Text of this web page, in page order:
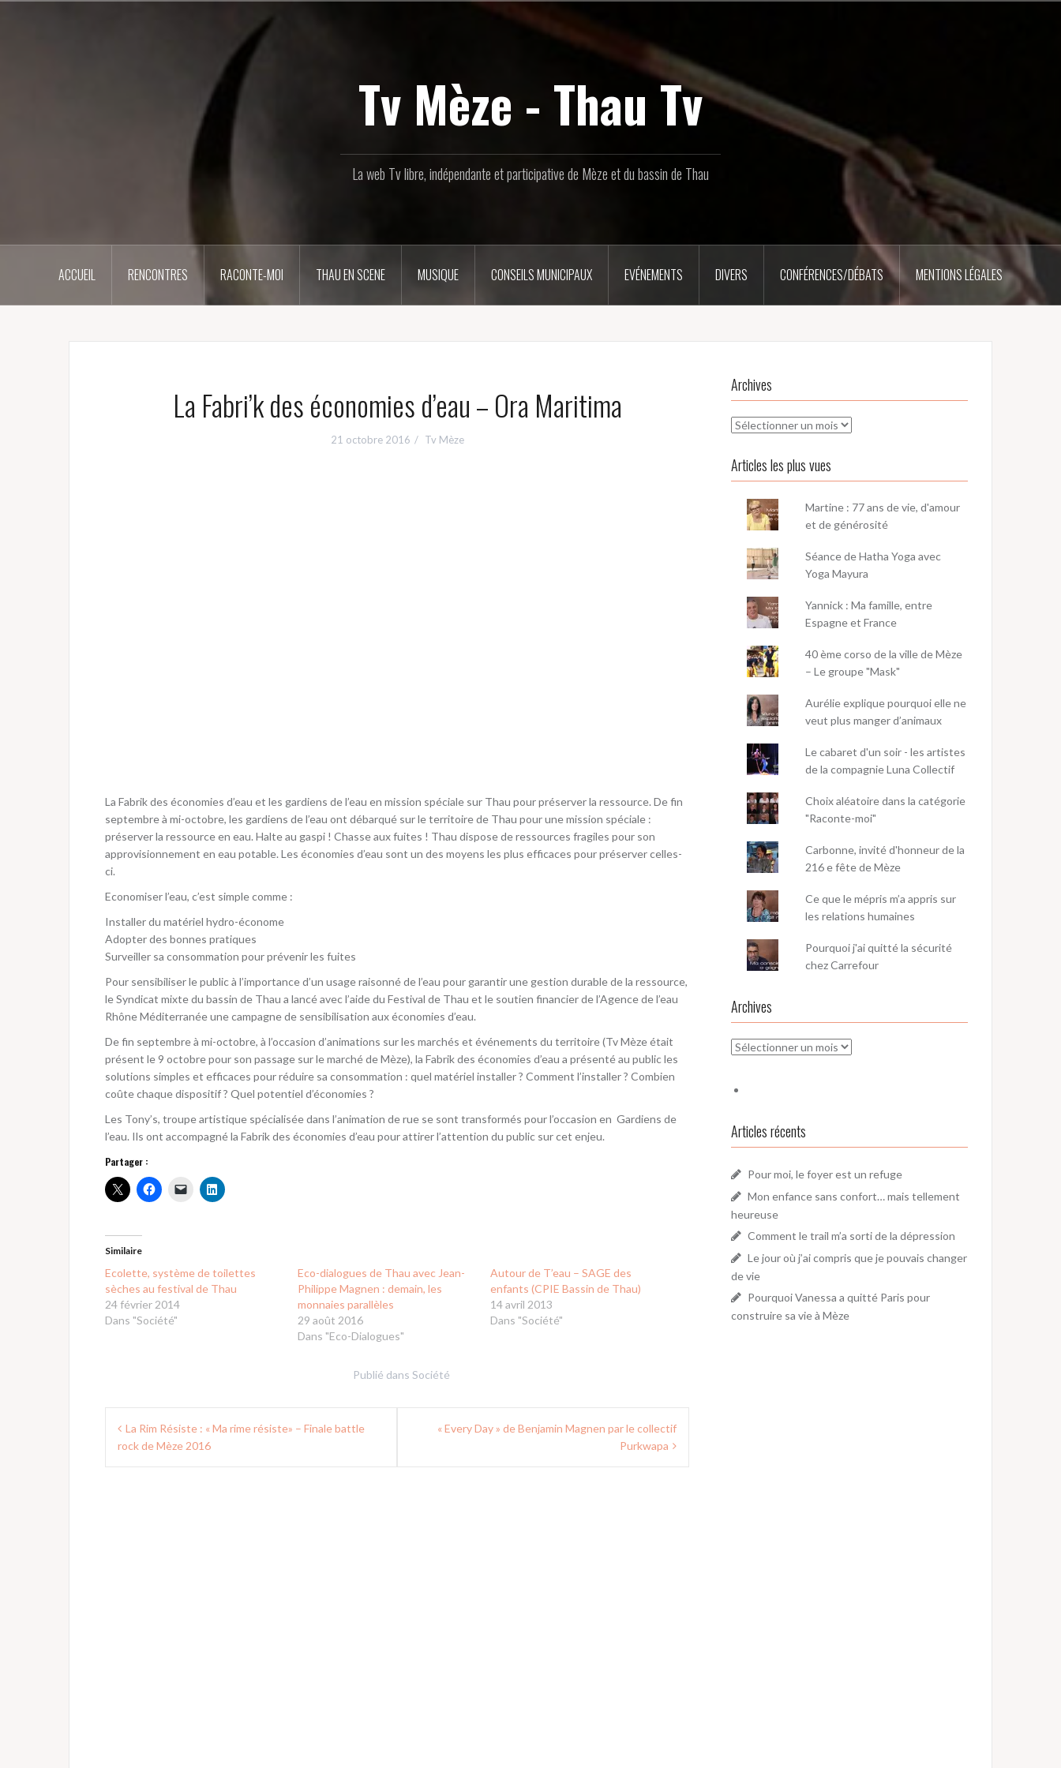
Tv Mèze - Thau Tv
La web Tv libre, indépendante et participative de Mèze et du bassin de Thau
ACCUEIL RENCONTRES RACONTE-MOI THAU EN SCENE MUSIQUE CONSEILS MUNICIPAUX EVÉNEMENTS DIVERS CONFÉRENCES/DÉBATS MENTIONS LÉGALES
La Fabri’k des économies d’eau – Ora Maritima
21 octobre 2016 Tv Mèze
La Fabrik des économies d’eau et les gardiens de l’eau en mission spéciale sur Thau pour préserver la ressource. De fin
septembre à mi-octobre, les gardiens de l’eau ont débarqué sur le territoire de Thau pour une mission spéciale :
préserver la ressource en eau. Halte au gaspi ! Chasse aux fuites ! Thau dispose de ressources fragiles pour son
approvisionnement en eau potable. Les économies d’eau sont un des moyens les plus efficaces pour préserver celles-
ci.
Economiser l’eau, c’est simple comme :
Installer du matériel hydro-économe
Adopter des bonnes pratiques
Surveiller sa consommation pour prévenir les fuites
Pour sensibiliser le public à l’importance d’un usage raisonné de l’eau pour garantir une gestion durable de la ressource,
le Syndicat mixte du bassin de Thau a lancé avec l’aide du Festival de Thau et le soutien financier de l’Agence de l’eau
Rhône Méditerranée une campagne de sensibilisation aux économies d’eau.
De fin septembre à mi-octobre, à l’occasion d’animations sur les marchés et événements du territoire (Tv Mèze était
présent le 9 octobre pour son passage sur le marché de Mèze), la Fabrik des économies d’eau a présenté au public les
solutions simples et efficaces pour réduire sa consommation : quel matériel installer ? Comment l’installer ? Combien
coûte chaque dispositif ? Quel potentiel d’économies ?
Les Tony’s, troupe artistique spécialisée dans l’animation de rue se sont transformés pour l’occasion en Gardiens de
l’eau. Ils ont accompagné la Fabrik des économies d’eau pour attirer l’attention du public sur cet enjeu.
Partager :
Similaire
Ecolette, système de toilettes
sèches au festival de Thau
24 février 2014
Dans "Société"
Eco-dialogues de Thau avec Jean-
Philippe Magnen : demain, les
monnaies parallèles
29 août 2016
Dans "Eco-Dialogues"
Autour de T’eau – SAGE des
enfants (CPIE Bassin de Thau)
14 avril 2013
Dans "Société"
Publié dans Société
Navigation
deLa Rim Résiste : « Ma rime résiste» – Finale battle
rock de Mèze 2016
« Every Day » de Benjamin Magnen par le collectif
Purkwapa
Archives
Archives
Articles les plus vues
Martine : 77 ans de vie, d'amour
et de générosité
Séance de Hatha Yoga avec
Yoga Mayura
Yannick : Ma famille, entre
Espagne et France
40 ème corso de la ville de Mèze
– Le groupe "Mask"
Aurélie explique pourquoi elle ne
veut plus manger d’animaux
Le cabaret d'un soir - les artistes
de la compagnie Luna Collectif
Choix aléatoire dans la catégorie
"Raconte-moi"
Carbonne, invité d'honneur de la
216 e fête de Mèze
Ce que le mépris m’a appris sur
les relations humaines
Pourquoi j'ai quitté la sécurité
chez Carrefour
Archives
Archives
Articles récents
Pour moi, le foyer est un refuge
Mon enfance sans confort… mais tellement
heureuse
Comment le trail m’a sorti de la dépression
Le jour où j’ai compris que je pouvais changer
de vie
Pourquoi Vanessa a quitté Paris pour
construire sa vie à Mèze